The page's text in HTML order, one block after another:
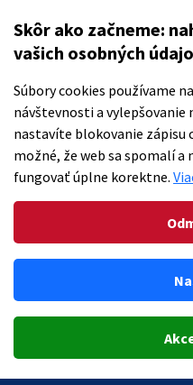
Skôr ako začneme:
vašich osobných
Súbory cookies používame
návštevnosti a vylepšovanie
nastavíte blokovanie zápisu
možné, že web sa spomalí
fungovať úplne korektne.